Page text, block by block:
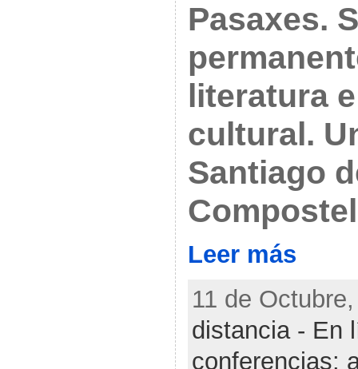
Pasaxes.
literatura
cultural.
Santiago
Leer más
11 de
distancia - En
conferencias: